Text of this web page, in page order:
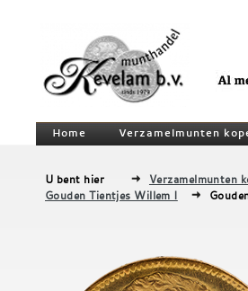
Home Verzamelmunten
U bent hier Verzamelmunten
Gouden Tientjes Willem I